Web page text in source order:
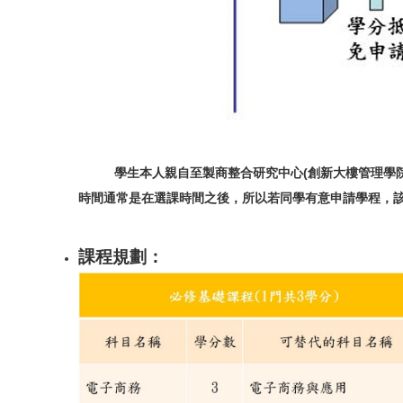
學生本人親自至製商整合研究中心(創新大樓管理學院
時間通常是在選課時間之後，所以若同學有意申請學程，
課程規劃：